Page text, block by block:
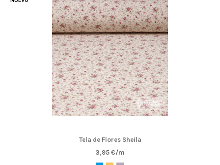
Tela de Flores Sheila
3,95 €/m